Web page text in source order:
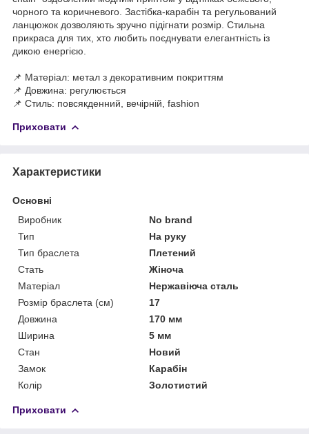
чорного та коричневого. Застібка-карабін та регульований
ланцюжок дозволяють зручно підігнати розмір. Стильна
прикраса для тих, хто любить поєднувати елегантність із
дикою енергією.
📌 Матеріал: метал з декоративним покриттям
📌 Довжина: регулюється
📌 Стиль: повсякденний, вечірній, fashion
Приховати
Характеристики
Основні
Виробник
No brand
Тип
На руку
Тип браслета
Плетений
Стать
Жіноча
Матеріал
Нержавіюча сталь
Розмір браслета (см)
17
Довжина
170 мм
Ширина
5 мм
Стан
Новий
Замок
Карабін
Колір
Золотистий
Приховати